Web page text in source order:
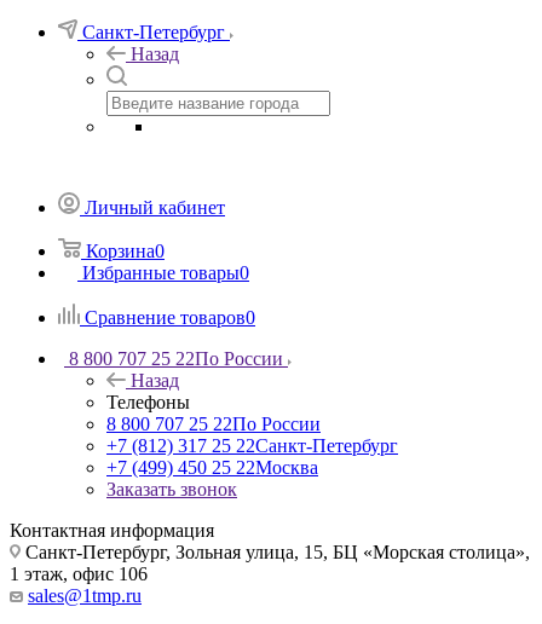
Санкт-Петербург
Назад
Личный кабинет
Корзина0
Избранные товары0
Сравнение товаров0
8 800 707 25 22По России
Назад
Телефоны
8 800 707 25 22По России
+7 (812) 317 25 22Санкт-Петербург
+7 (499) 450 25 22Москва
Заказать звонок
Контактная информация
Санкт-Петербург, Зольная улица, 15, БЦ «Морская столица»,
1 этаж, офис 106
sales@1tmp.ru